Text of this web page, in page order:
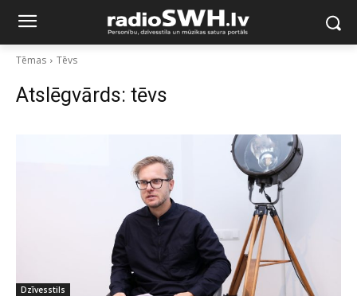
Tēmas Tēvs
Atslēgvārds: tēvs
Dzīvesstils